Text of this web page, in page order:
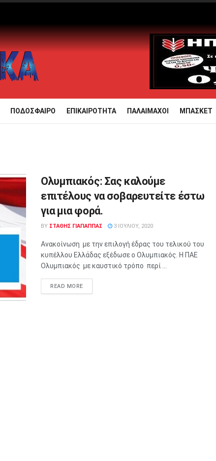
ΠΟΔΟΣΦΑΙΡΟ ΕΠΙΚΑΙΡΟΤΗΤΑ ΠΑΛΑΙΜΑΧΟΙ ΜΠΑΣΚΕΤ
Ολυμπιακός: Σας καλούμε
επιτέλους να σοβαρευτείτε έστω
για μια φορά.
BY ΣΤΑΘΗΣ ΓΊΑΠΑΠΠΑΣ 3 ΙΟΥΛΊΟΥ, 2020
Ανακοίνωση με την επιλογή έδρας του τελικού του
κυπέλλου Ελλάδας εξέδωσε o Ολυμπιακός. Η ΠΑΕ
Ολυμπιακός με καυστικό τρόπο περί ...
READ MORE